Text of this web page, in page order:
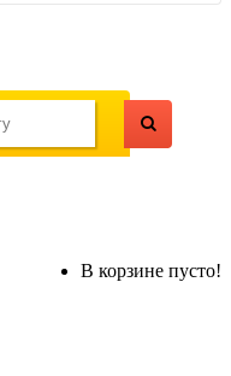
В корзине пусто!